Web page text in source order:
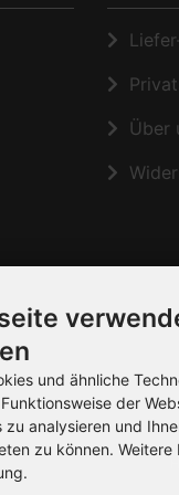
Über
und ähnliche
der
zu analysieren und
zu können.